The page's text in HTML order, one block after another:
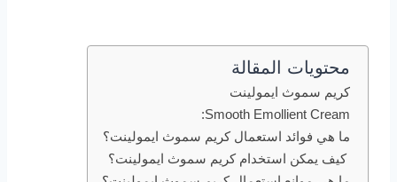
محتويات المقالة
كريم سموث ايمولينت
Smooth Emollient Cream:
ما هي فوائد استعمال كريم سموث ايمولينت؟
كيف يمكن استخدام كريم سموث ايمولينت؟